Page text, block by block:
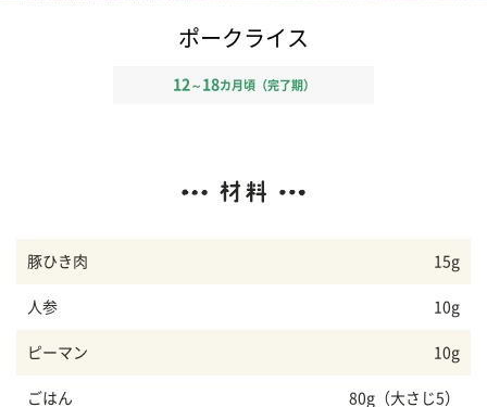
ポークライス
12 ～ 18カ月頃（完了期）
豚ひき肉 15g
人参 10g
ピーマン 10g
ごはん 80g（大さじ5）